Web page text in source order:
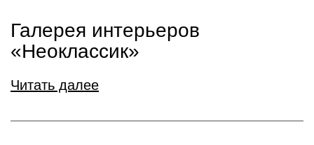
Галерея интерьеров
«Неоклассик»
Читать далее